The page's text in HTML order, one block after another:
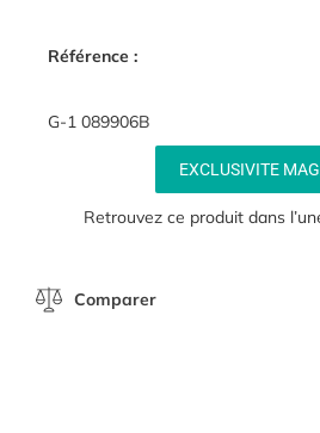
Référence :
G-1 089906B
EXCLUSIVITE
Retrouvez ce produit dans
Comparer